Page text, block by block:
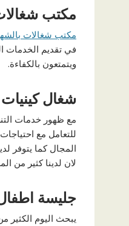
مكتب
مكتب شغالات
في تقديم الخدمات
ويتمتعون بالكفاءة.
شغال
مع ظهور خدمات
للتعامل مع
المجال كما يتوفر
لان لدينا كثير من
جليسة
يبحث اليوم الكثير